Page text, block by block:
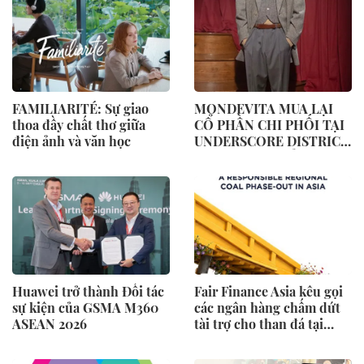
FAMILIARITÉ: Sự giao
thoa đầy chất thơ giữa
điện ảnh và văn học
MONDEVITA MUA LẠI
CỔ PHẦN CHI PHỐI TẠI
UNDERSCORE DISTRICT,
MAGLIANO, ĐÁNH DẤU
BƯỚC THỨ HAI TRONG
QUÁ TRÌNH XÂY DỰNG
NỀN TẢNG THƯƠNG
HIỆU CAO CẤP MỚI CỦA
Ý.
Huawei trở thành Đối tác
sự kiện của GSMA M360
ASEAN 2026
Fair Finance Asia kêu gọi
các ngân hàng chấm dứt
tài trợ cho than đá tại
biện pháp bảo vệ xã hội